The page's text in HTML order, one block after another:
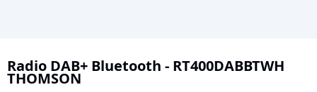
all'inizio
della
Radio DAB+ Bluetooth - RT400DABBTWH
THOMSON